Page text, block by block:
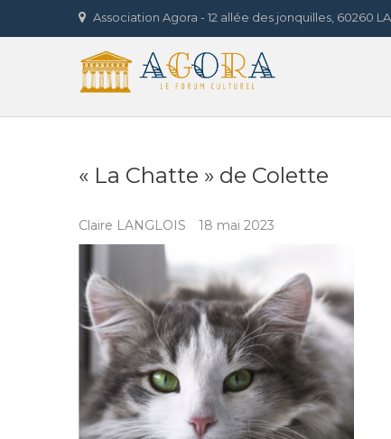
to
Association Agora - 12 allée des jonquilles, 60260
LE FORUM CULTUREL
« La Chatte » de Colette
Claire LANGLOIS 18 mai 2023